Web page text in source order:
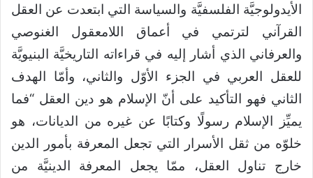
الأيدولوجيَّة الفلسفيَّة والسياسة التي ابتعدت عن العقل
القرآني لترتمي في أعماق اللامعقول الغنوصي
والعرفاني الذي أشار إليه في قراءاته التاريخيَّة البنيويَّة
للعقل العربي في الجزء الأوّل والثاني، وأمّا الهدف
الثاني فهو التأكيد على أنّ الإسلام هو دين العقل “فما
يميِّز الإسلام رسولًا وكتابًا عن غيره من الديانات، هو
خلوّه من ثقل الأسرار التي تجعل المعرفة بأمور الدين
خارج تناول العقل، ممّا يجعل المعرفة الدينيَّة من